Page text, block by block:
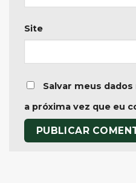
Site
Salvar meus
a próxima vez que eu